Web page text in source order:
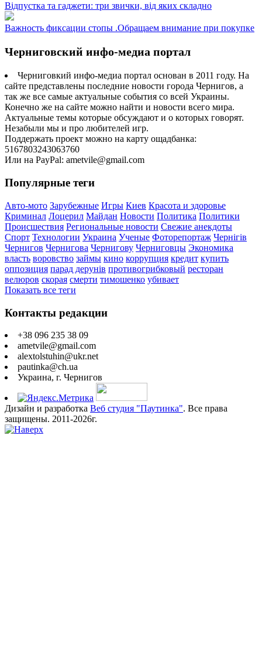
Відпустка та гаджети: три звички, від яких складно
Важность фиксации стопы .Обращаем внимание при покупке
Черниговский инфо-медиа портал
Черниговкий инфо-медиа портал основан в 2011 году. На
сайте представлены последние новости города Чернигов, а
так же все самые актуальные события со всей Украины.
Конечно же на сайте можно найти и новости всего мира.
Актуальные темы которые обсуждают и о которых говорят.
Незабыли мы и про любителей игр.
Поддержать проект можно на карту ощадбанка:
5167803243063760
Или на PayPal: ametvile@gmail.com
Популярные теги
Авто-мото Зарубежные Игры Киев Красота и здоровье
Криминал Лоцерил Майдан Новости Политика Политики
Происшествия Региональные новости Свежие анекдоты
Спорт Технологии Украина Ученые Фоторепортаж Чернігів
Чернигов Чернигова Чернигову Черниговцы Экономика
власть воровство займы кино коррупция кредит купить
оппозиция парад дерунів противогрибковый ресторан
велюров скорая смерти тимошенко убивает
Показать все теги
Контакты редакции
+38 096 235 38 09
ametvile@gmail.com
alextolstuhin@ukr.net
pautinka@ch.ua
Украина, г. Чернигов
Дизайн и разработка Веб студия "Паутинка". Все права
защищены. 2011-2026г.